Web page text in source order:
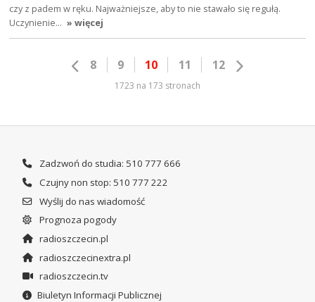
czy z padem w ręku. Najważniejsze, aby to nie stawało się regułą.
Uczynienie… » więcej
8 9 10 11 12
1723 na 173 stronach
Zadzwoń do studia: 510 777 666
Czujny non stop: 510 777 222
Wyślij do nas wiadomość
Prognoza pogody
radioszczecin.pl
radioszczecinextra.pl
radioszczecin.tv
Biuletyn Informacji Publicznej